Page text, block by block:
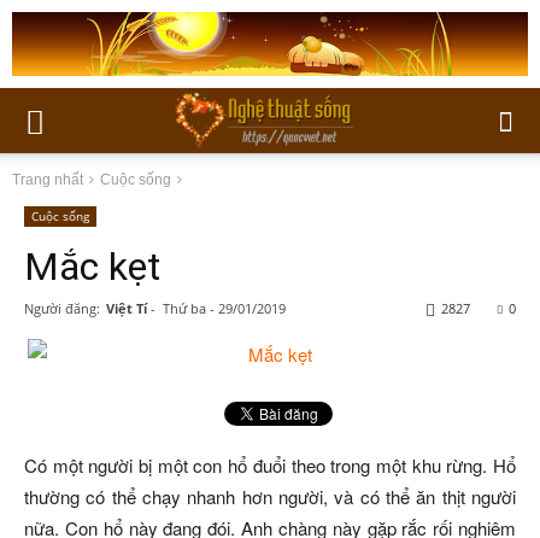
Trang nhất Cuộc sống
Cuộc sống
Mắc kẹt
Người đăng: Việt Tí - Thứ ba - 29/01/2019 0
2827
Có một người bị một con hổ đuổi theo trong một khu rừng. Hổ
thường có thể chạy nhanh hơn người, và có thể ăn thịt người
nữa. Con hổ này đang đói. Anh chàng này gặp rắc rối nghiêm